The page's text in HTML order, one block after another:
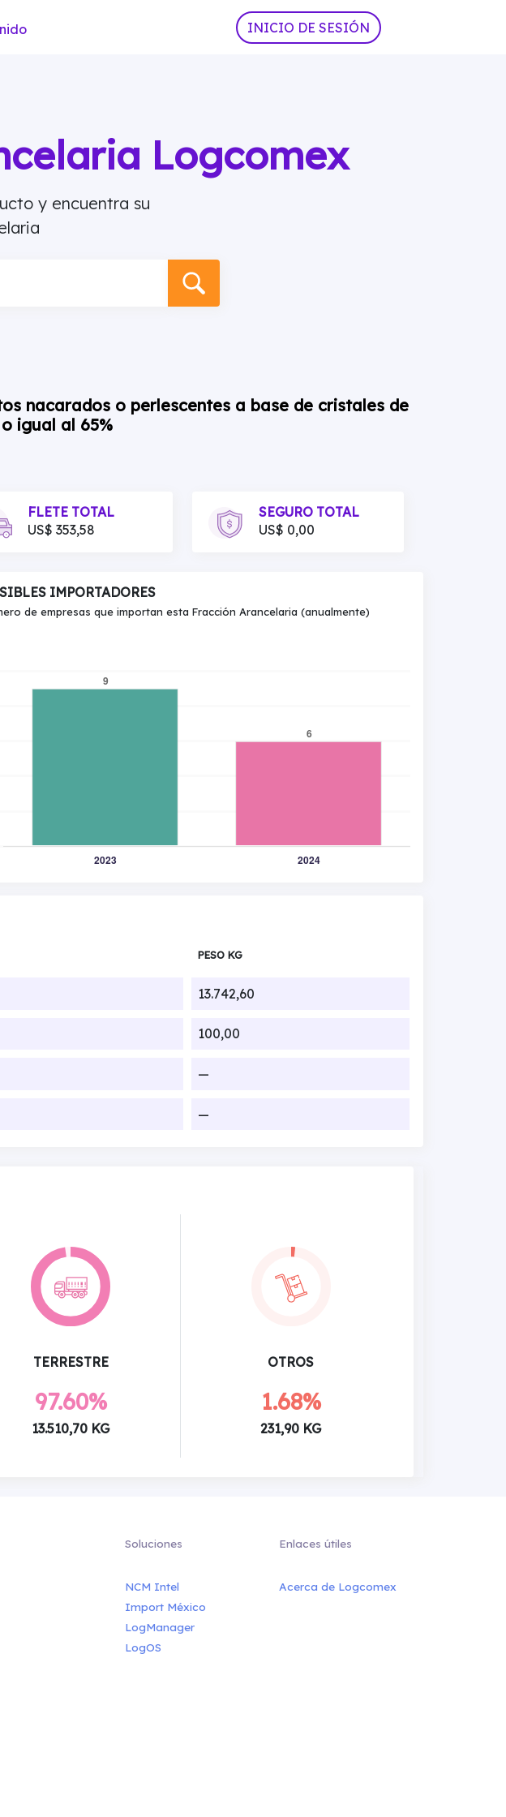
INICIO DE SESIÓN
Logcomex
y encuentra su
nacarados o perlescentes a base de cristales de
igual al 65%
FLETE TOTAL
US$ 353,58
SEGURO TOTAL
US$ 0,00
IMPORTADORES
de empresas que importan esta Fracción Arancelaria (anualmente)
PESO KG
13.742,60
100,00
—
—
TERRESTRE
97.60%
13.510,70 KG
OTROS
1.68%
231,90 KG
Soluciones
NCM Intel
Import México
LogManager
LogOS
Enlaces útiles
Acerca de Logcomex